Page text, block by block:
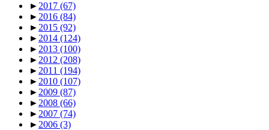
► 2017 (67)
► 2016 (84)
► 2015 (92)
► 2014 (124)
► 2013 (100)
► 2012 (208)
► 2011 (194)
► 2010 (107)
► 2009 (87)
► 2008 (66)
► 2007 (74)
► 2006 (3)